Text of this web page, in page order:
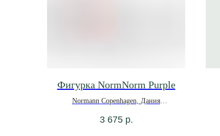
Фигурка NormNorm Purple
Normann Copenhagen, Дания
3 675 р.